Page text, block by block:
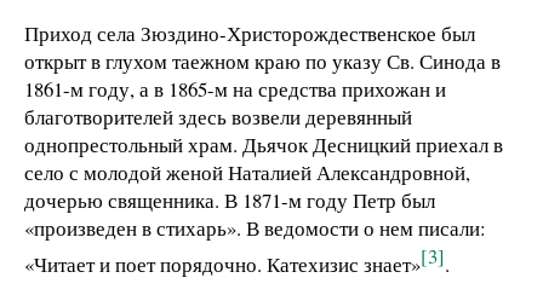
Приход села Зюздино-Христорождественское был
открыт в глухом таежном краю по указу Св. Синода в
1861-м году, а в 1865-м на средства прихожан и
благотворителей здесь возвели деревянный
однопрестольный храм. Дьячок Десницкий приехал в
село с молодой женой Наталией Александровной,
дочерью священника. В 1871-м году Петр был
«произведен в стихарь». В ведомости о нем писали:
«Читает и поет порядочно. Катехизис знает»[3].